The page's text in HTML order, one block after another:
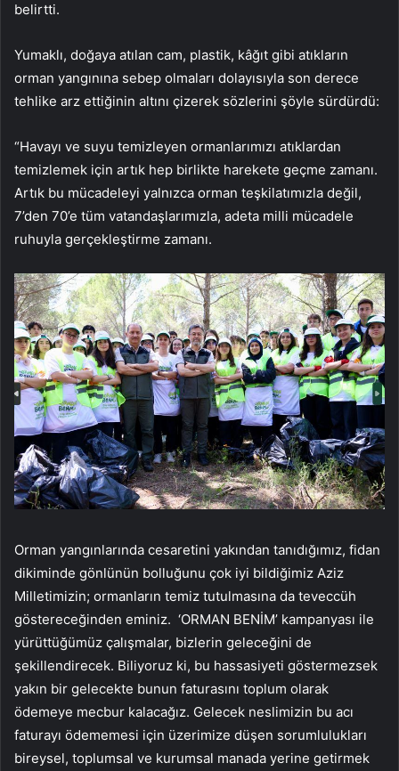
belirtti.
Yumaklı, doğaya atılan cam, plastik, kâğıt gibi atıkların
orman yangınına sebep olmaları dolayısıyla son derece
tehlike arz ettiğinin altını çizerek sözlerini şöyle sürdürdü:
“Havayı ve suyu temizleyen ormanlarımızı atıklardan
temizlemek için artık hep birlikte harekete geçme zamanı.
Artık bu mücadeleyi yalnızca orman teşkilatımızla değil,
7’den 70’e tüm vatandaşlarımızla, adeta milli mücadele
ruhuyla gerçekleştirme zamanı.
Orman yangınlarında cesaretini yakından tanıdığımız, fidan
dikiminde gönlünün bolluğunu çok iyi bildiğimiz Aziz
Milletimizin; ormanların temiz tutulmasına da teveccüh
göstereceğinden eminiz. ‘ORMAN BENİM’ kampanyası ile
yürüttüğümüz çalışmalar, bizlerin geleceğini de
şekillendirecek. Biliyoruz ki, bu hassasiyeti göstermezsek
yakın bir gelecekte bunun faturasını toplum olarak
ödemeye mecbur kalacağız. Gelecek neslimizin bu acı
faturayı ödememesi için üzerimize düşen sorumlulukları
bireysel, toplumsal ve kurumsal manada yerine getirmek